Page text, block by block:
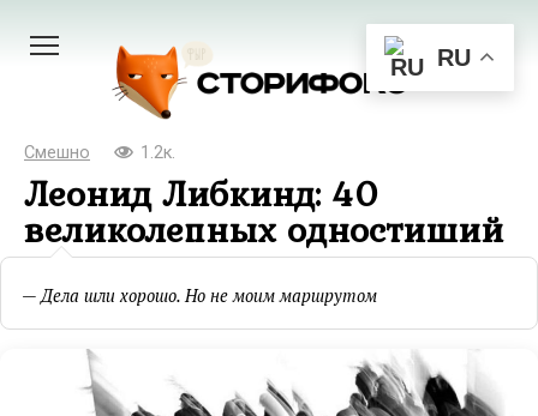
Смешно 1.2к.
Леонид Либкинд: 40
великолепных одностиший
— Дела шли хорошо. Но не моим маршрутом
RU